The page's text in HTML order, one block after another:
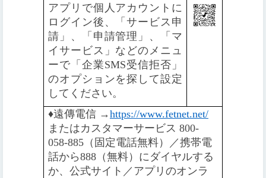
アプリで個人アカウントに
ログイン後、「サービス申
請」、「申請管理」、「マ
イサービス」などのメニュ
ーで「企業SMS受信拒否」
のオプションを探して設定
してください。
♦️遠傳電信 →https://www.fetnet.net/
またはカスタマーサービス 800-
058-885（固定電話無料）／携帯電
話から888（無料）にダイヤルする
か、公式サイト／アプリのオンラ